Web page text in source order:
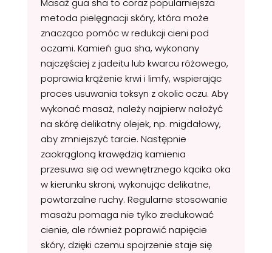
Masaż gua sha to coraz popularniejsza
metoda pielęgnacji skóry, która może
znacząco pomóc w redukcji cieni pod
oczami. Kamień gua sha, wykonany
najczęściej z jadeitu lub kwarcu różowego,
poprawia krążenie krwi i limfy, wspierając
proces usuwania toksyn z okolic oczu. Aby
wykonać masaż, należy najpierw nałożyć
na skórę delikatny olejek, np. migdałowy,
aby zmniejszyć tarcie. Następnie
zaokrągloną krawędzią kamienia
przesuwa się od wewnętrznego kącika oka
w kierunku skroni, wykonując delikatne,
powtarzalne ruchy. Regularne stosowanie
masażu pomaga nie tylko zredukować
cienie, ale również poprawić napięcie
skóry, dzięki czemu spojrzenie staje się